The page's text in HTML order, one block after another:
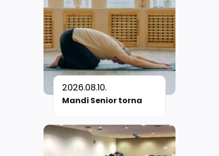
2026.08.10.
Mandi Senior torna